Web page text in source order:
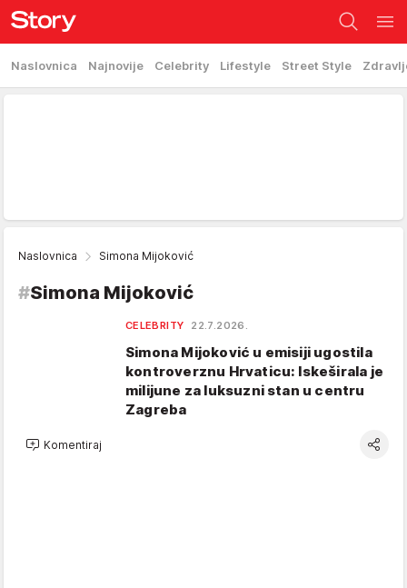
Naslovnica Najnovije Celebrity Lifestyle Street Style
Naslovnica Simona Mijoković
#Simona Mijoković
CELEBRITY 22.7.2026.
Simona Mijoković u emisiji ugostila
kontroverznu Hrvaticu: Iskeširala je
milijune za luksuzni stan u centru
Zagreba
Komentiraj